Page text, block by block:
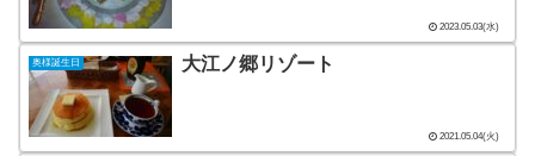
2023.05.03(水)
奥様誕生日 大江ノ郷リゾート
2021.05.04(火)